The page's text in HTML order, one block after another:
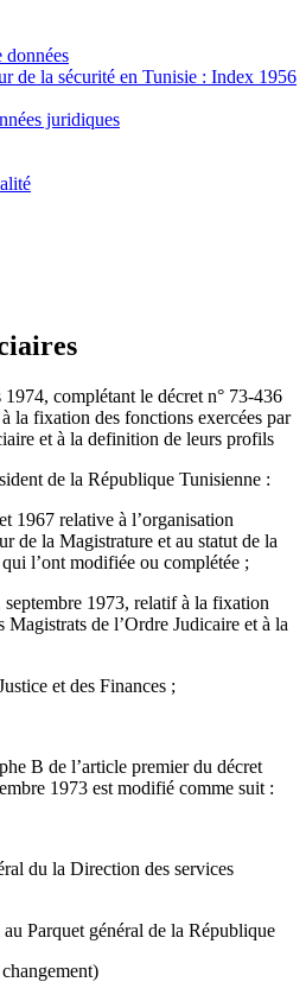
données
de la sécurité en Tunisie : Index 1956
juridiques
complétant le décret n° 73-436
la fixation des fonctions exercées par
et à la definition de leurs profils
de la République Tunisienne :
1967 relative à l’organisation
de la Magistrature et au statut de la
l’ont modifiée ou complétée ;
1973, relatif à la fixation
Magistrats de l’Ordre Judicaire et à la
et des Finances ;
B de l’article premier du décret
1973 est modifié comme suit :
du la Direction des services
Parquet général de la République